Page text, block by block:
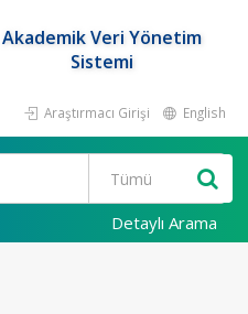
Akademik Veri Yönetim
Sistemi
Araştırmacı Girişi English
Detaylı Arama